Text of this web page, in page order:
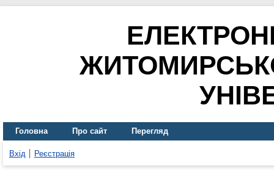
Головна Про сайт Перегляд
Вхід Реєстрація